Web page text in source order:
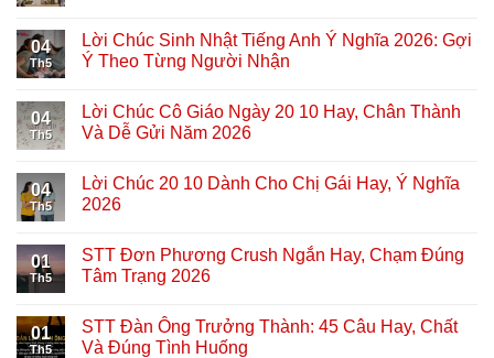
04
Th5
Lời Chúc Sinh Nhật Tiếng Anh Ý Nghĩa 2026: Gợi
Ý Theo Từng Người Nhận
04
Th5
Lời Chúc Cô Giáo Ngày 20 10 Hay, Chân Thành
Và Dễ Gửi Năm 2026
04
Th5
Lời Chúc 20 10 Dành Cho Chị Gái Hay, Ý Nghĩa
2026
01
Th5
STT Đơn Phương Crush Ngắn Hay, Chạm Đúng
Tâm Trạng 2026
01
Th5
STT Đàn Ông Trưởng Thành: 45 Câu Hay, Chất
Và Đúng Tình Huống